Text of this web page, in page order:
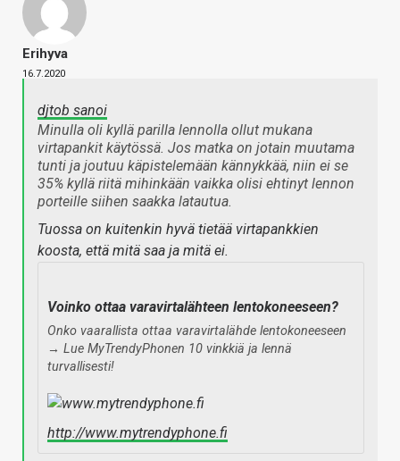
Erihyva
16.7.2020
djtob sanoi
Minulla oli kyllä parilla lennolla ollut mukana
virtapankit käytössä. Jos matka on jotain muutama
tunti ja joutuu käpistelemään kännykkää, niin ei se
35% kyllä riitä mihinkään vaikka olisi ehtinyt lennon
porteille siihen saakka latautua.
Tuossa on kuitenkin hyvä tietää virtapankkien
koosta, että mitä saa ja mitä ei.
Voinko ottaa varavirtalähteen lentokoneeseen?
Onko vaarallista ottaa varavirtalähde lentokoneeseen
→ Lue MyTrendyPhonen 10 vinkkiä ja lennä
turvallisesti!
http://www.mytrendyphone.fi